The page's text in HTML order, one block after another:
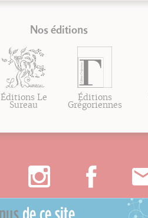
Nos éditions
Éditions Le
Sureau
Éditions
Grégoriennes